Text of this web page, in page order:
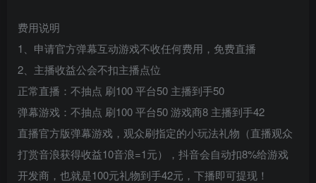
费用说明
1、申请官方弹幕互动游戏不收任何费用，免费直播
2、主播收益公会不扣主播点位
正常直播：不抽点 刷100 平台50 主播到手50
弹幕游戏：不抽点 刷100 平台50 游戏商8 主播到手42
直播官方版弹幕游戏，观众刷指定的小玩法礼物（直播观众
打赏音浪获得收益10音浪=1元），抖音会自动扣8%给游戏
开发商，也就是100元礼物到手42元，下播即可提现！